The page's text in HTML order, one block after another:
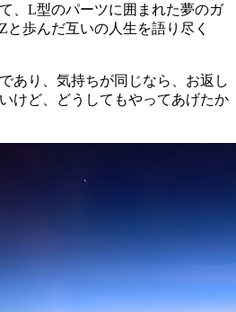
、L型のパーツに囲まれた夢のガ
と歩んだ互いの人生を語り尽く
あり、気持ちが同じなら、お返し
けど、どうしてもやってあげたか